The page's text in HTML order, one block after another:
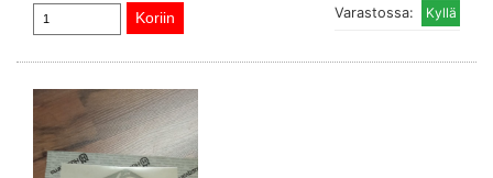
Varastossa: